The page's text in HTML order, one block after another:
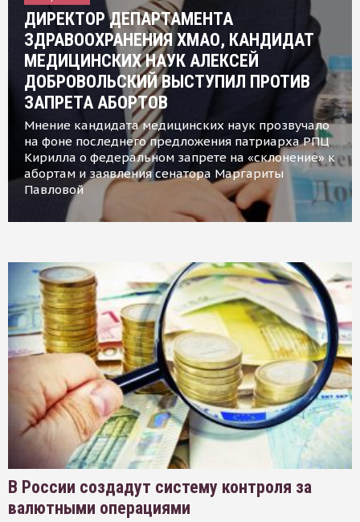
ДИРЕКТОР ДЕПАРТАМЕНТА
ЗДРАВООХРАНЕНИЯ ХМАО, КАНДИДАТ
МЕДИЦИНСКИХ НАУК АЛЕКСЕЙ
ДОБРОВОЛЬСКИЙ ВЫСТУПИЛ ПРОТИВ
ЗАПРЕТА АБОРТОВ
Мнение кандидата медицинских наук прозвучало
на фоне последнего предложения патриарха РПЦ
Кирилла о федеральном запрете на «склонение» к
абортам и заявления сенатора Маргариты
Павловой
В России создадут систему контроля за
валютными операциями